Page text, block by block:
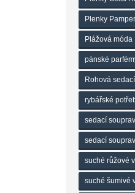
Plenky
Plážová móda
pánské
Rohová
rybářské
sedací
sedací
suché růžové
suché šumivé